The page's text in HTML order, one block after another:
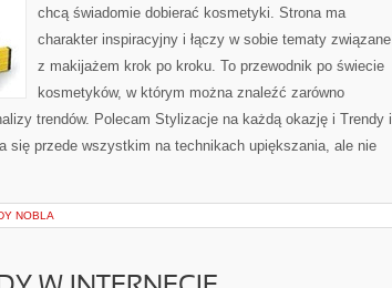
chcą świadomie dobierać kosmetyki. Strona ma
charakter inspiracyjny i łączy w sobie tematy związane
z makijażem krok po kroku. To przewodnik po świecie
kosmetyków, w którym można znaleźć zarówno
trendów. Polecam Stylizacje na każdą okazję i Trendy i
się przede wszystkim na technikach upiększania, ale nie
NOBLA